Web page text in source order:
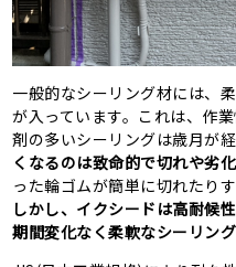
一般的なシーリング材には、
が入っています。これは、作
剤の多いシーリングは歳月が
くなるのは致命的で切れや劣
った輪ゴムが簡単に切れたり
しかし、イクシードは高耐候
期間変化なく柔軟なシーリン